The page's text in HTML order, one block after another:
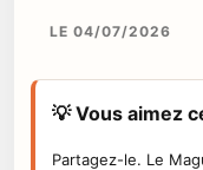
LE 04/07/2026
💡 Vous aimez
Partagez-le. Le